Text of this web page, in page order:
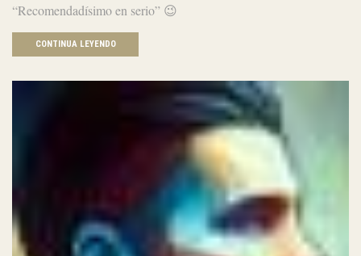
“Recomendadísimo en serio” 😉
CONTINUA LEYENDO